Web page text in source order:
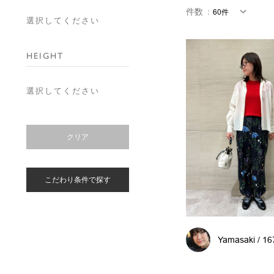
選択してください
HEIGHT
選択してください
クリア
こだわり条件で探す
件数 ：
Yamasaki /